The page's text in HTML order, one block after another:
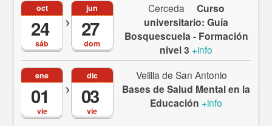
sáb
oct
24
dom
jun
27
Cerceda
Curso
universitario: Guía
Bosquescuela - Formación
nivel 3 +info
vie
ene
01
vie
dic
03
Velilla de San Antonio
Bases de Salud Mental en la
Educación +info